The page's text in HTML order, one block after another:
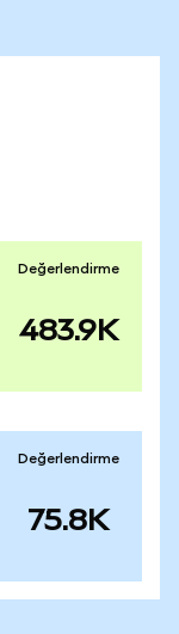
Değerlendirme
483.9K
Değerlendirme
75.8K